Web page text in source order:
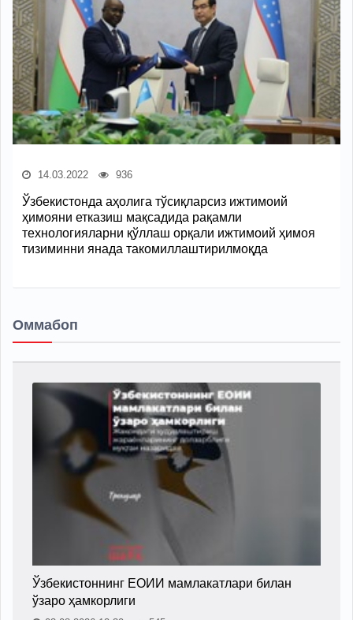
14.03.2022 936
Ўзбекистонда аҳолига тўсиқларсиз ижтимоий
ҳимояни етказиш мақсадида рақамли
технологияларни қўллаш орқали ижтимоий ҳимоя
тизиминни янада такомиллаштирилмоқда
Оммабоп
Ўзбекистоннинг ЕОИИ мамлакатлари билан
ўзаро ҳамкорлиги